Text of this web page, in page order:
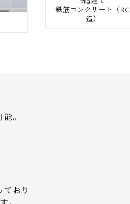
鉄筋コンクリート（RC
造）
。
おり